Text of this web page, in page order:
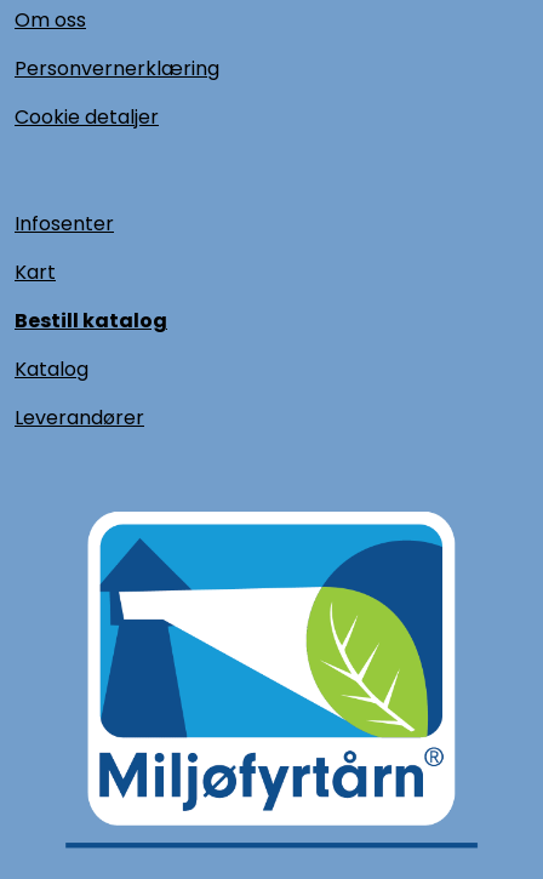
Om oss
Personvernerklæring
Cookie detaljer
Infosenter
Kart
Bestill katalog
Katalog
Leverandører